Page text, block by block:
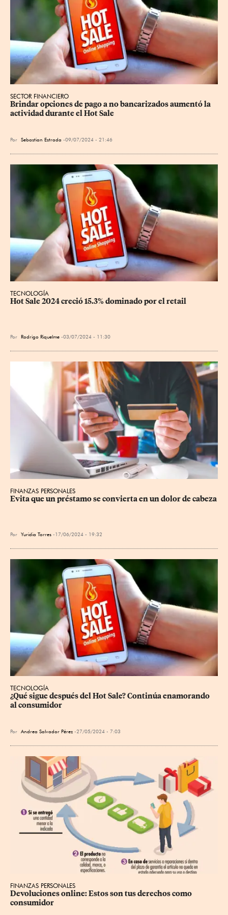
SECTOR FINANCIERO
Brindar opciones de pago a no bancarizados aumentó la
actividad durante el Hot Sale
Por Sebastian Estrada 09/07/2024 - 21:46
TECNOLOGÍA
Hot Sale 2024 creció 15.3% dominado por el retail
Por Rodrigo Riquelme 03/07/2024 - 11:30
FINANZAS PERSONALES
Evita que un préstamo se convierta en un dolor de cabeza
Por Yuridia Torres 17/06/2024 - 19:32
TECNOLOGÍA
¿Qué sigue después del Hot Sale? Continúa enamorando
al consumidor
Por Andrea Salvador Pérez 27/05/2024 - 7:03
FINANZAS PERSONALES
Devoluciones online: Estos son tus derechos como
consumidor